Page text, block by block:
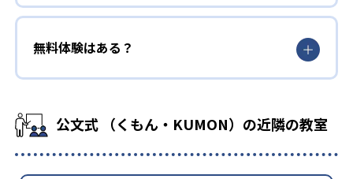
無料体験はある？
公文式 （くもん・KUMON）の近隣の教室